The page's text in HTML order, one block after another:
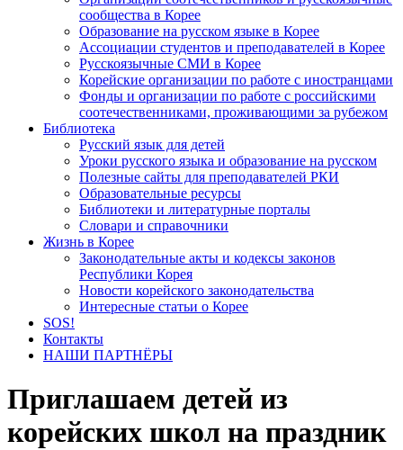
сообщества в Корее
Образование на русском языке в Корее
Ассоциации студентов и преподавателей в Корее
Русскоязычные СМИ в Корее
Корейские организации по работе с иностранцами
Фонды и организации по работе с российскими
соотечественниками, проживающими за рубежом
Библиотека
Русский язык для детей
Уроки русского языка и образование на русском
Полезные сайты для преподавателей РКИ
Образовательные ресурсы
Библиотеки и литературные порталы
Словари и справочники
Жизнь в Корее
Законодательные акты и кодексы законов
Республики Корея
Новости корейского законодательства
Интересные статьи о Корее
SOS!
Контакты
НАШИ ПАРТНЁРЫ
Приглашаем детей из
корейских школ на праздник